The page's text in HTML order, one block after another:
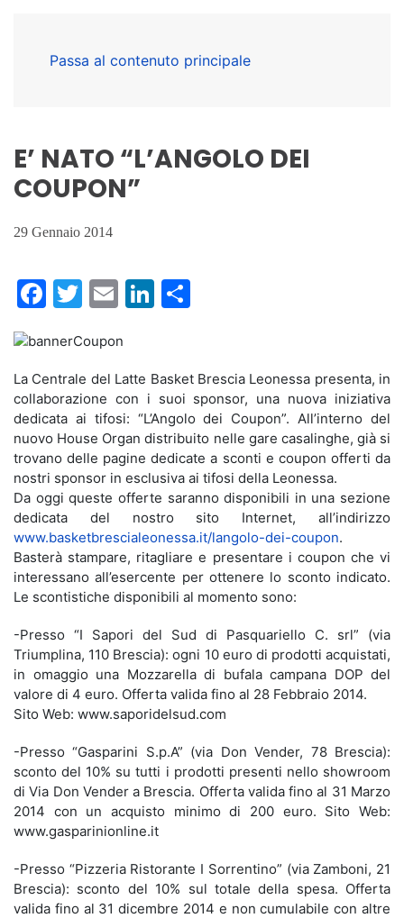
Passa al contenuto principale
E’ NATO “L’ANGOLO DEI
COUPON”
29 Gennaio 2014
Facebook
Twitter
EmailLinkedIn
La Centrale del Latte Basket Brescia Leonessa presenta, in
collaborazione con i suoi sponsor, una nuova iniziativa
dedicata ai tifosi: “L’Angolo dei Coupon”. All’interno del
nuovo House Organ distribuito nelle gare casalinghe, già si
trovano delle pagine dedicate a sconti e coupon offerti da
nostri sponsor in esclusiva ai tifosi della Leonessa.
Da oggi queste offerte saranno disponibili in una sezione
dedicata del nostro sito Internet, all’indirizzo
www.basketbrescialeonessa.it/langolo-dei-coupon.
Basterà stampare, ritagliare e presentare i coupon che vi
interessano all’esercente per ottenere lo sconto indicato.
Le scontistiche disponibili al momento sono:
-Presso “I Sapori del Sud di Pasquariello C. srl” (via
Triumplina, 110 Brescia): ogni 10 euro di prodotti acquistati,
in omaggio una Mozzarella di bufala campana DOP del
valore di 4 euro. Offerta valida fino al 28 Febbraio 2014.
Sito Web: www.saporidelsud.com
-Presso “Gasparini S.p.A” (via Don Vender, 78 Brescia):
sconto del 10% su tutti i prodotti presenti nello showroom
di Via Don Vender a Brescia. Offerta valida fino al 31 Marzo
2014 con un acquisto minimo di 200 euro. Sito Web:
www.gasparinionline.it
-Presso “Pizzeria Ristorante I Sorrentino” (via Zamboni, 21
Brescia): sconto del 10% sul totale della spesa. Offerta
valida fino al 31 dicembre 2014 e non cumulabile con altre